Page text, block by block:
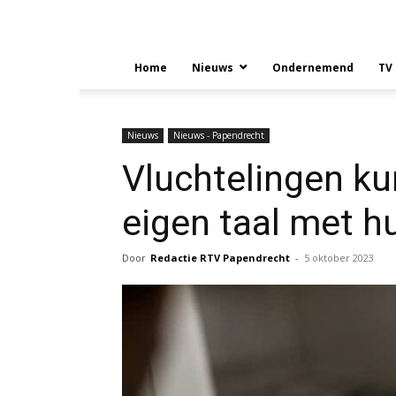
Home Nieuws Ondernemend
Nieuws Nieuws - Papendrecht
Vluchtelingen
eigen taal met
Door Redactie RTV Papendrecht - 5 oktober 2023